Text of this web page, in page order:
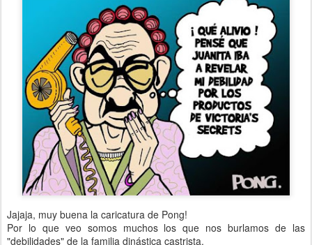
Jajaja, muy buena la caricatura de Pong!
Por lo que veo somos muchos los que nos burlamos de las
"debilidades" de la familia dinástica castrista.